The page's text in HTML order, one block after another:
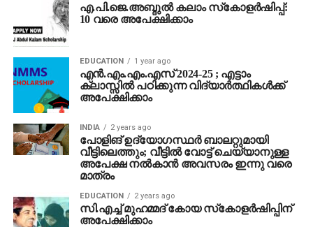
എ.പി.ജെ.അബ്ദുൽ കലാം സ്‌കോളർഷിപ്പ്:
10 വരെ അപേക്ഷിക്കാം
EDUCATION 1 year ago
എന്‍.എം.എം.എസ്‌ 2024-25 ; എട്ടാം
ക്ലാസ്സിൽ പഠിക്കുന്ന വിദ്യാർത്ഥികൾക്ക്
അപേക്ഷിക്കാം
INDIA 2 years ago
പോളിങ് ഉദ്യോഗസ്ഥർ ബാലറ്റുമായി
വീട്ടിലെത്തും; വീട്ടിൽ വോട്ട് ചെയ്യാനുള്ള
അപേക്ഷ നൽകാൻ അവസരം ഇന്നു വരെ
മാത്രം
EDUCATION 2 years ago
സി.എച്ച് മുഹമ്മദ് കോയ സ്‌കോളര്‍ഷിപ്പിന്
അപേക്ഷിക്കാം